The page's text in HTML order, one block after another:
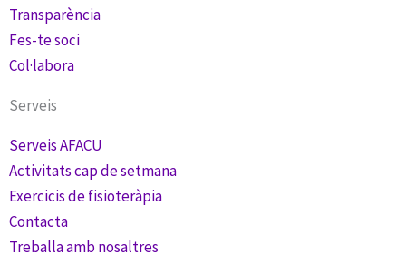
Transparència
Fes-te soci
Col·labora
Serveis
Serveis AFACU
Activitats cap de setmana
Exercicis de fisioteràpia
Contacta
Treballa amb nosaltres